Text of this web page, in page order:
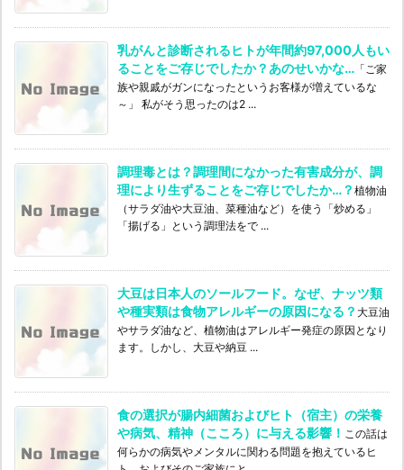
乳がんと診断されるヒトが年間約97,000人もい
ることをご存じでしたか？あのせいかな… 「ご家
族や親戚がガンになったというお客様が増えているな
～」 私がそう思ったのは2 ...
調理毒とは？調理間になかった有害成分が、調
理により生ずることをご存じでしたか…？ 植物油
（サラダ油や大豆油、菜種油など）を使う「炒める」
「揚げる」という調理法をで ...
大豆は日本人のソールフード。なぜ、ナッツ類
や種実類は食物アレルギーの原因になる？ 大豆油
やサラダ油など、植物油はアレルギー発症の原因となり
ます。しかし、大豆や納豆 ...
食の選択が腸内細菌およびヒト（宿主）の栄養
や病気、精神（こころ）に与える影響！ この話は
何らかの病気やメンタルに関わる問題を抱えているヒ